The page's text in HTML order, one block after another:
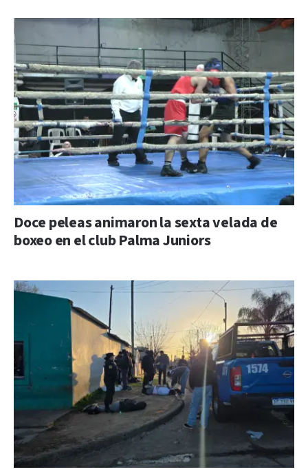
Doce peleas animaron la sexta velada de
boxeo en el club Palma Juniors